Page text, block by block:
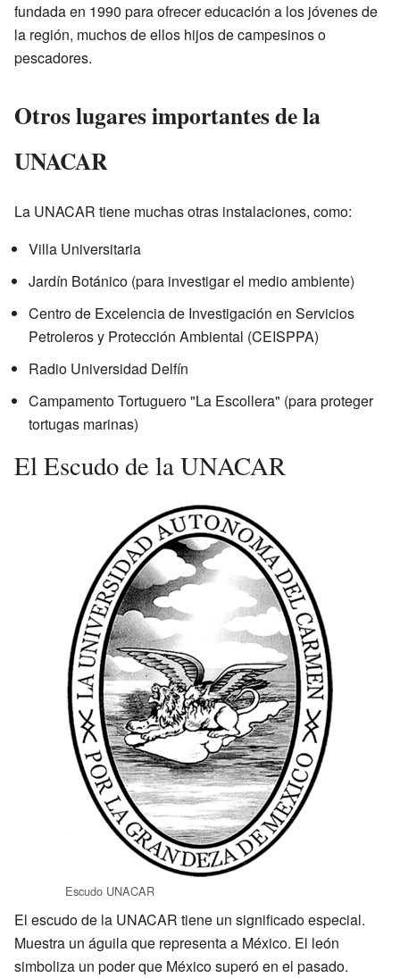
fundada en 1990 para ofrecer educación a los jóvenes de
la región, muchos de ellos hijos de campesinos o
pescadores.
Otros lugares importantes de la
UNACAR
La UNACAR tiene muchas otras instalaciones, como:
Villa Universitaria
Jardín Botánico (para investigar el medio ambiente)
Centro de Excelencia de Investigación en Servicios
Petroleros y Protección Ambiental (CEISPPA)
Radio Universidad Delfín
Campamento Tortuguero "La Escollera" (para proteger
tortugas marinas)
El Escudo de la UNACAR
Escudo UNACAR
El escudo de la UNACAR tiene un significado especial.
Muestra un águila que representa a México. El león
simboliza un poder que México superó en el pasado.